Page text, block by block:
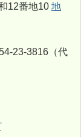
12番地10 地
23-3816（代